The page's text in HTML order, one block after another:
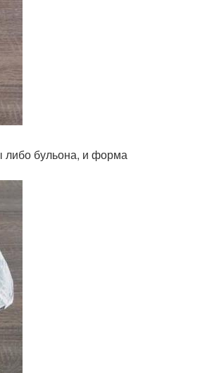
либо бульона, и форма